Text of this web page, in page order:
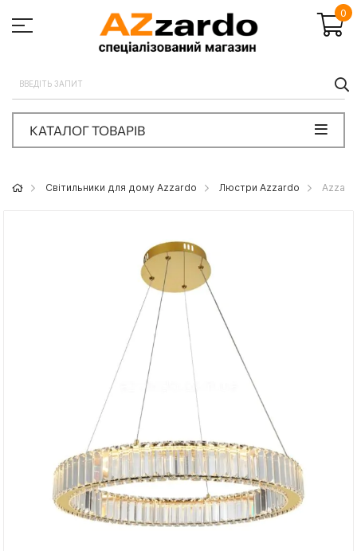
0
КАТАЛОГ ТОВАРІВ
Світильники для дому Azzardo Люстри Azzardo